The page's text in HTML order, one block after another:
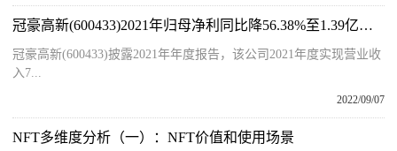
冠豪高新(600433)2021年归母净利同比降56.38%至1.39亿元 拟每10股派0.7元
冠豪高新(600433)披露2021年年度报告，该公司2021年度实现营业收
入7...
2022/09/07
​NFT多维度分析（一）：NFT价值和使用场景